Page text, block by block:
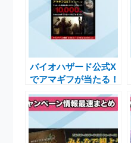
バイオハザード公式X
でアマギフが当たる！
クリーチャーを倒して
豪華賞品をゲットする
チャンス